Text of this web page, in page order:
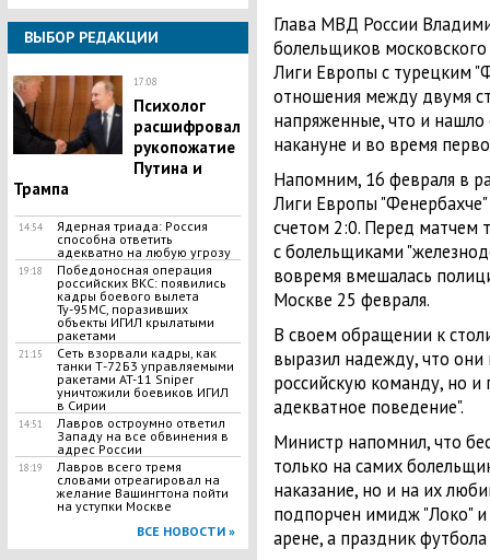
ВЫБОР РЕДАКЦИИ
17:08
Психолог
расшифровал
рукопожатие
Путина и
Трампа
14:54
Ядерная триада: Россия
способна ответить
адекватно на любую угрозу
19:18
Победоносная операция
российских ВКС: появились
кадры боевого вылета
Ту-95МС, поразивших
объекты ИГИЛ крылатыми
ракетами
21:15
Сеть взорвали кадры, как
танки Т-72Б3 управляемыми
ракетами AT-11 Sniper
уничтожили боевиков ИГИЛ
в Сирии
14:51
Лавров остроумно ответил
Западу на все обвинения в
адрес России
18:19
Лавров всего тремя
словами отреагировал на
желание Вашингтона пойти
на уступки Москве
ВСЕ НОВОСТИ »
Глава МВД России
болельщиков
Лиги Европы с турецким
отношения между двумя
напряженные, что и
накануне и во время
Напомним, 16 февраля в
Лиги Европы
счетом 2:0. Перед матчем
с болельщиками
вовремя вмешалась
Москве 25 февраля.
В своем обращении к
выразил надежду, что
российскую команду, но и
адекватное поведение".
Министр напомнил, что
только на самих
наказание, но и на их
подпорчен имидж "Локо"
арене, а праздник